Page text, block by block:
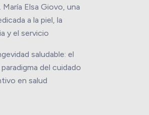
María Elsa Giovo, una
a la piel, la
y el servicio
saludable: el
del cuidado
en salud